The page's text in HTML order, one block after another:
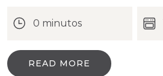
0 minutos
READ MORE